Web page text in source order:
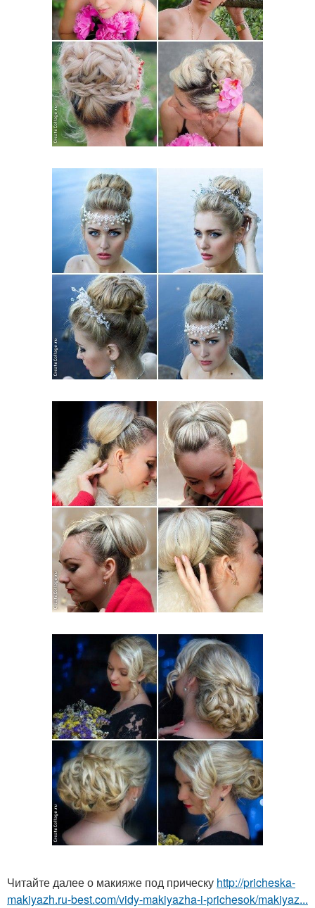
Читайте далее о макияже под прическу http://pricheska-
makiyazh.ru-best.com/vidy-makiyazha-i-prichesok/makiyaz...